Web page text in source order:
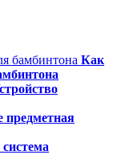
Как
предметная